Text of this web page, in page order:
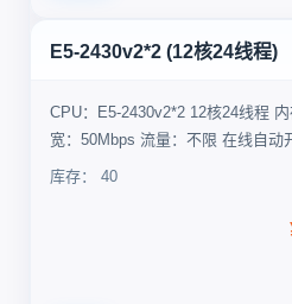
E5-2430v2*2 (12核24线程)
CPU：E5-2430v2*2 12核24线程
宽：50Mbps 流量：不限 在线自动
库存： 40